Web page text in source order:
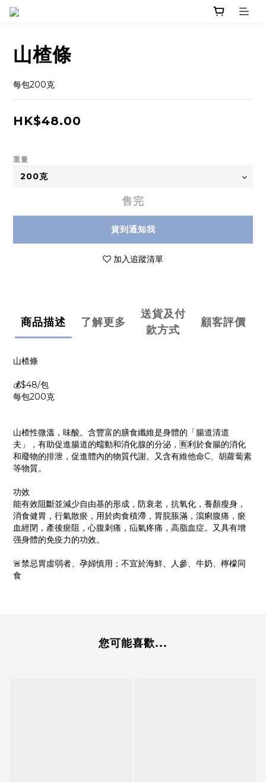
山楂條
每包200克
HK$48.00
重量
售完
貨到通知我
加入追蹤清單
商品描述 了解更多
送貨及付
款方式
顧客評價
山楂條
💰$48/包
每包200克
山楂性微溫，味酸。含豐富的膳食纖維是身體的「腸道清道
夫」，有助促進腸道的蠕動和消化腺的分泌，🈶利於食腸的消化
和廢物的排泄，促進體內的物質代謝。又含有維他命C、胡蘿蔔素
等物質。
功效
能有效阻斷並減少自由基的形成，防衰老，抗氧化，養顏瘦身，
消食健胃，行氣散瘀，用於肉食積滯，胃脘脹滿，瀉痢腹痛，瘀
血經閉，產後瘀阻，心腹刺痛，疝氣疼痛，高脂血症。又具有增
强身體的免疫力的功效。
🚨禁忌胃虛弱者、孕婦慎用；不宜於海鮮、人參、牛奶、檸檬同
食
您可能喜歡...